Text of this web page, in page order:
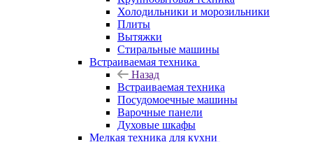
Холодильники и морозильники
Плиты
Вытяжки
Стиральные машины
Встраиваемая техника
Назад
Встраиваемая техника
Посудомоечные машины
Варочные панели
Духовые шкафы
Мелкая техника для кухни